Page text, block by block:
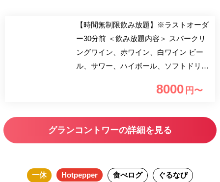
【時間無制限飲み放題】※ラストオーダ
ー30分前 ＜飲み放題内容＞ スパークリ
ングワイン、赤ワイン、白ワイン ビー
ル、サワー、ハイボール、ソフトドリン
ンク付きには「乾杯用シャンパンハーフ
和やかにゆっくりとお食事をお愉しみい
ただけます。 新鮮有機野菜・季節の鮮
8000 円〜
グランコントワーの詳細を見る
一休 Hotpepper 食べログ ぐるなび